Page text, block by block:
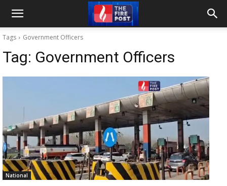
Tags Government Officers
Tag: Government Officers
National